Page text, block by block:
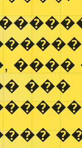
���